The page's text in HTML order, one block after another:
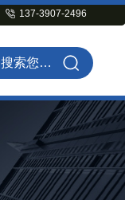
137-3907-2496